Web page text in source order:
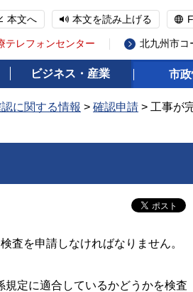
本文へ 本文を読み上げる
テレフォンセンター 北九州市コ
ビジネス・産業 市
に関する情報 > 確認申請 > 工事が
査を申請しなければなりません。
定に適合しているかどうかを検査